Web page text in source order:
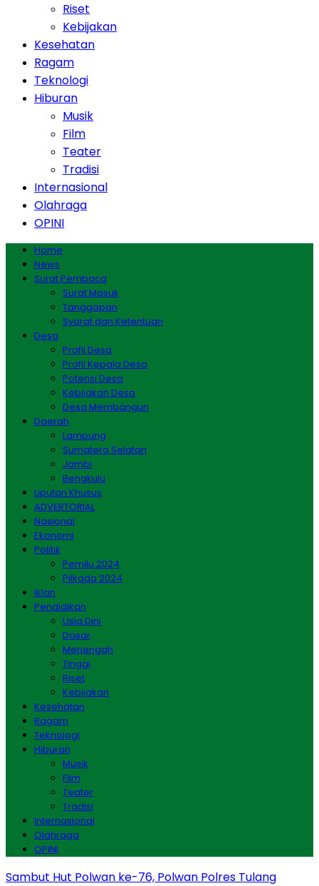
Riset
Kebijakan
Kesehatan
Ragam
Teknologi
Hiburan
Musik
Film
Teater
Tradisi
Internasional
Olahraga
OPINI
Home
News
Surat Pembaca
Surat Masuk
Tanggapan
Syarat dan Ketentuan
Desa
Profil Desa
Profil Kepala Desa
Potensi Desa
Kebijakan Desa
Desa Membangun
Daerah
Lampung
Sumatera Selatan
Jambi
Bengkulu
Liputan Khusus
ADVERTORIAL
Nasional
Ekonomi
Politik
Pemilu 2024
Pilkada 2024
Iklan
Pendidikan
Usia Dini
Dasar
Menengah
Tinggi
Riset
Kebijakan
Kesehatan
Ragam
Teknologi
Hiburan
Musik
Film
Teater
Tradisi
Internasional
Olahraga
OPINI
Sambut Hut Polwan ke-76, Polwan Polres Tulang